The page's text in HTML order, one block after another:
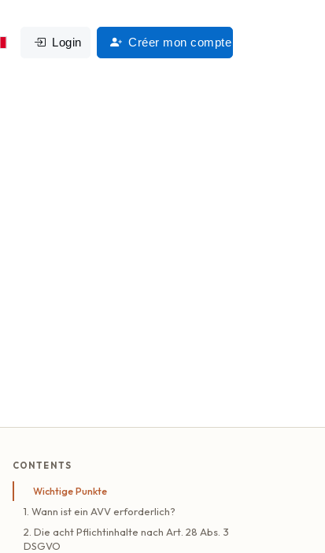
Login Créer mon compte
CONTENTS
Wichtige Punkte
1. Wann ist ein AVV erforderlich?
2. Die acht Pflichtinhalte nach Art. 28 Abs. 3
DSGVO